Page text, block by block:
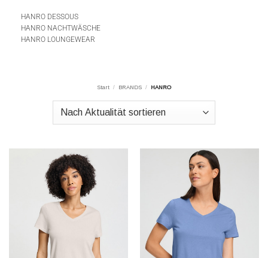
HANRO DESSOUS
HANRO NACHTWÄSCHE
HANRO LOUNGEWEAR
Start / BRANDS / HANRO